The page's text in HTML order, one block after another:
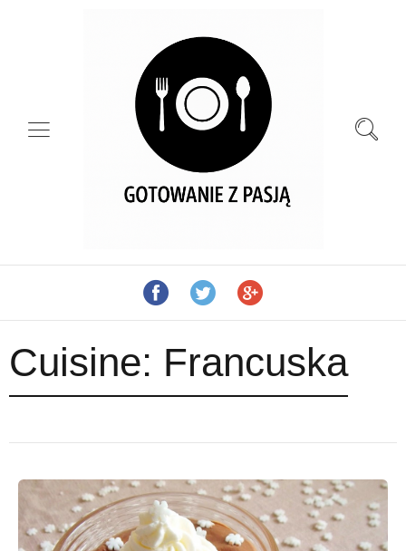
Cuisine: Francuska